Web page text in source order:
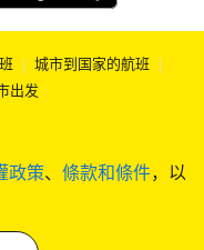
政策、 條款和條件，以
| 城市到国家的航班 |
出发